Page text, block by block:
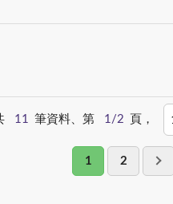
11 筆資料、第 1/2 頁，
1 2